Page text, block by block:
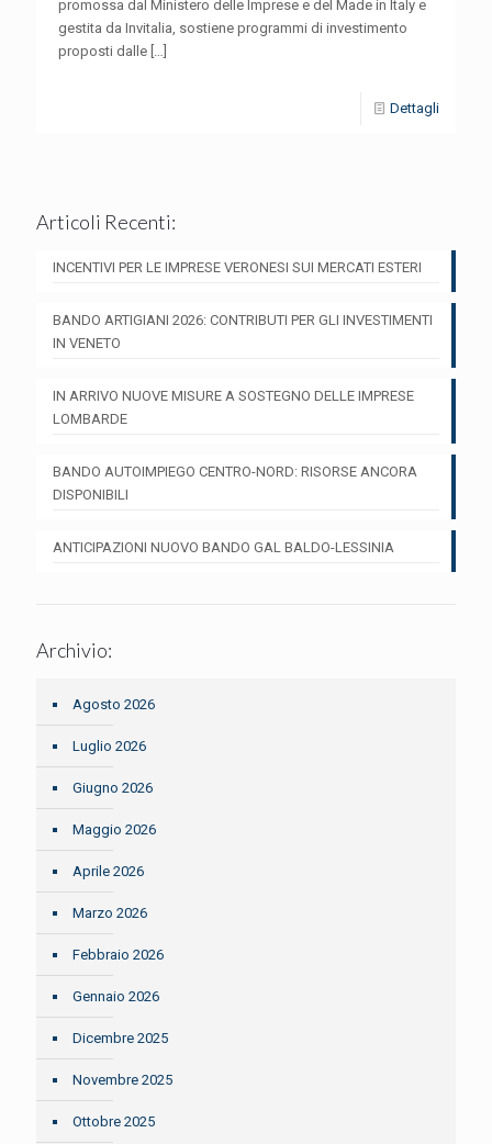
promossa dal Ministero delle Imprese e del Made in Italy e
gestita da Invitalia, sostiene programmi di investimento
proposti dalle […]
Dettagli
Articoli Recenti:
INCENTIVI PER LE IMPRESE VERONESI SUI MERCATI ESTERI
BANDO ARTIGIANI 2026: CONTRIBUTI PER GLI INVESTIMENTI
IN VENETO
IN ARRIVO NUOVE MISURE A SOSTEGNO DELLE IMPRESE
LOMBARDE
BANDO AUTOIMPIEGO CENTRO-NORD: RISORSE ANCORA
DISPONIBILI
ANTICIPAZIONI NUOVO BANDO GAL BALDO-LESSINIA
Archivio:
Agosto 2026
Luglio 2026
Giugno 2026
Maggio 2026
Aprile 2026
Marzo 2026
Febbraio 2026
Gennaio 2026
Dicembre 2025
Novembre 2025
Ottobre 2025